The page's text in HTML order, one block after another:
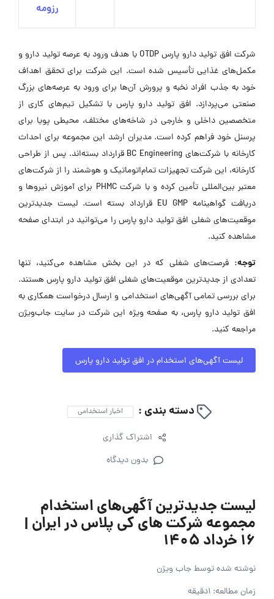
رزومه
شرکت افق تولید دارو پارس OTDP با هدف ورود به عرصه تولید دارو و
مکمل‌های غذایی تأسیس شده است. این شرکت برای تحقق اهداف
خود به جذب افراد نخبه و پرورش آن‌ها برای ورود به عرصه‌های بزرگ
صنعتی می‌پردازد. افق تولید دارو پارس با تشکیل تیم‌های کاری از
متخصصین داخلی و خارجی در شاخه‌های مختلف، محیطی پویا برای
پرسنل خود فراهم کرده است. مدیران ارشد این مجموعه برای احداث
کارخانه با شرکت‌های BC Engineering قرارداد بسته‌اند. پس از طراحی
کارخانه، این شرکت تجهیزات تمام‌اتوماتیک و هوشمند را از شرکت‌های
معتبر بین‌المللی تأمین کرده و با شرکت PHMC برای آموزش نیروها و
دریافت گواهینامه EU GMP قرارداد بسته است. لیست جدیدترین
موقعیت‌های شغلی افق تولید دارو پارس را می‌توانید در ابتدای صفحه
مشاهده کنید.
توجه: فرصت‌های شغلی که در این بخش مشاهده می‌کنید، تنها
تعدادی از جدیدترین موقعیت‌های شغلی افق تولید دارو پارس هستند.
برای بررسی تمامی آگهی‌های استخدامی و ارسال درخواست همکاری به
افق تولید دارو پارس، به صفحه ویژه این شرکت در سایت جاب‌ویژن
مراجعه کنید.
لیست آگهی‌های استخدام در افق تولید دارو پارس
دسته بندی : اخبار استخدامی
اشتراک گذاری
بدون دیدگاه
لیست جدیدترین آگهی‌های استخدام
مجموعه شرکت های کی پلاس در ایران |
۱۶ خرداد ۱۴۰۵
نوشته شده توسطجاب ویژن
زمان مطالعه: 1دقیقه